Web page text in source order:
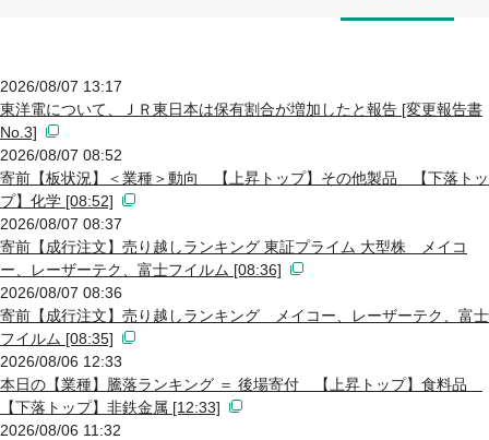
2026/08/07 13:17
東洋電について、ＪＲ東日本は保有割合が増加したと報告 [変更報告書
No.3]
2026/08/07 08:52
寄前【板状況】＜業種＞動向 【上昇トップ】その他製品 【下落トッ
プ】化学 [08:52]
2026/08/07 08:37
寄前【成行注文】売り越しランキング 東証プライム 大型株 メイコ
ー、レーザーテク、富士フイルム [08:36]
2026/08/07 08:36
寄前【成行注文】売り越しランキング メイコー、レーザーテク、富士
フイルム [08:35]
2026/08/06 12:33
本日の【業種】騰落ランキング ＝ 後場寄付 【上昇トップ】食料品
【下落トップ】非鉄金属 [12:33]
2026/08/06 11:32